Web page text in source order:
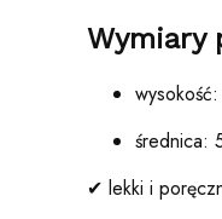
Wymiary
średnica:
✔ lekki i